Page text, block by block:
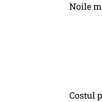
Noile
Costul